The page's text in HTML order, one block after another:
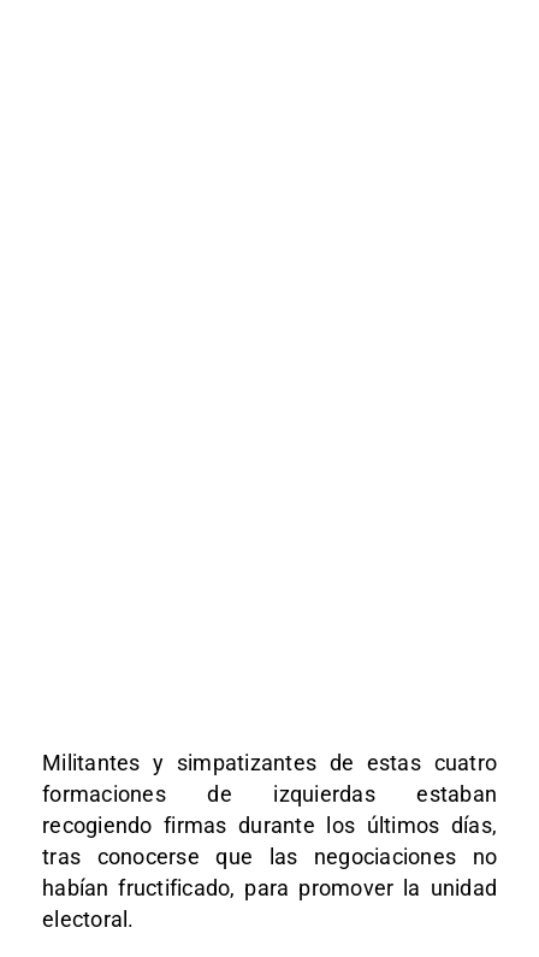
Militantes y simpatizantes de estas cuatro
formaciones de izquierdas estaban
recogiendo firmas durante los últimos días,
tras conocerse que las negociaciones no
habían fructificado, para promover la unidad
electoral.